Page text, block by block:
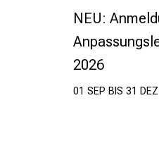
NEU:
2026
01 SEP BIS 31